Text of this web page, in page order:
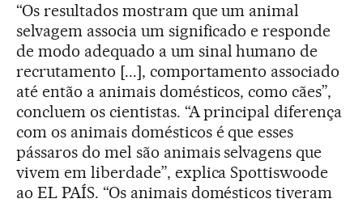
“Os resultados mostram que um animal
selvagem associa um significado e responde
de modo adequado a um sinal humano de
recrutamento [...], comportamento associado
até então a animais domésticos, como cães”,
concluem os cientistas. “A principal diferença
com os animais domésticos é que esses
pássaros do mel são animais selvagens que
vivem em liberdade”, explica Spottiswoode
ao EL PAÍS. “Os animais domésticos tiveram